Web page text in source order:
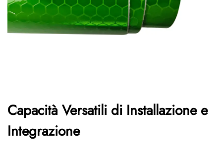
Capacità Versatili di Installazione e
Integrazione